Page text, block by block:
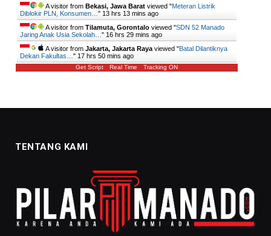
A visitor from Bekasi, Jawa Barat viewed "Meteran Listrik
Diblokir PLN, Konsumen… " 13 hrs 13 mins ago
A visitor from Tilamuta, Gorontalo viewed "SDN 52 Manado
Jaring Anak Usia Sekolah… " 16 hrs 29 mins ago
A visitor from Jakarta, Jakarta Raya viewed "Batal Dilantiknya
Dekan Fakultas… " 17 hrs 51 mins ago
Get Script Real Time Tracking ON
TENTANG KAMI